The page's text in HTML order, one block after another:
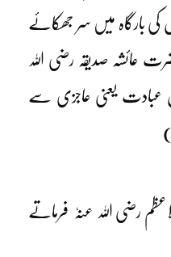
کی بارگاہ میں سر جھکائے
عائشہ صدیقہ رضی اللہ
عبادت یعنی عاجزی سے
رضی اللہ عنہٗ فرماتے